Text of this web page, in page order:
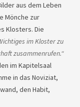
aus dem Leben
Mönche zur
Klosters. Die
im Kloster zu
zusammenrufen.“
im Kapitelsaal
in das Noviziat,
den Habit,